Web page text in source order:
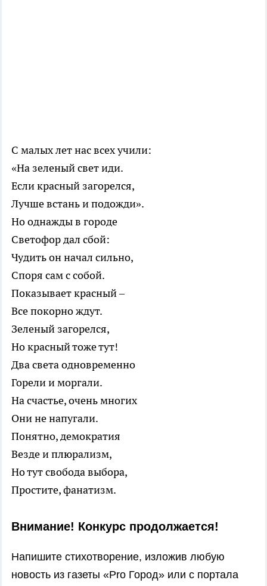
С малых лет нас всех учили:
«На зеленый свет иди.
Если красный загорелся,
Лучше встань и подожди».
Но однажды в городе
Светофор дал сбой:
Чудить он начал сильно,
Споря сам с собой.
Показывает красный –
Все покорно ждут.
Зеленый загорелся,
Но красный тоже тут!
Два света одновременно
Горели и моргали.
На счастье, очень многих
Они не напугали.
Понятно, демократия
Везде и плюрализм,
Но тут свобода выбора,
Простите, фанатизм.
Внимание! Конкурс продолжается!
Напишите стихотворение, изложив любую
новость из газеты «Pro Город» или с портала